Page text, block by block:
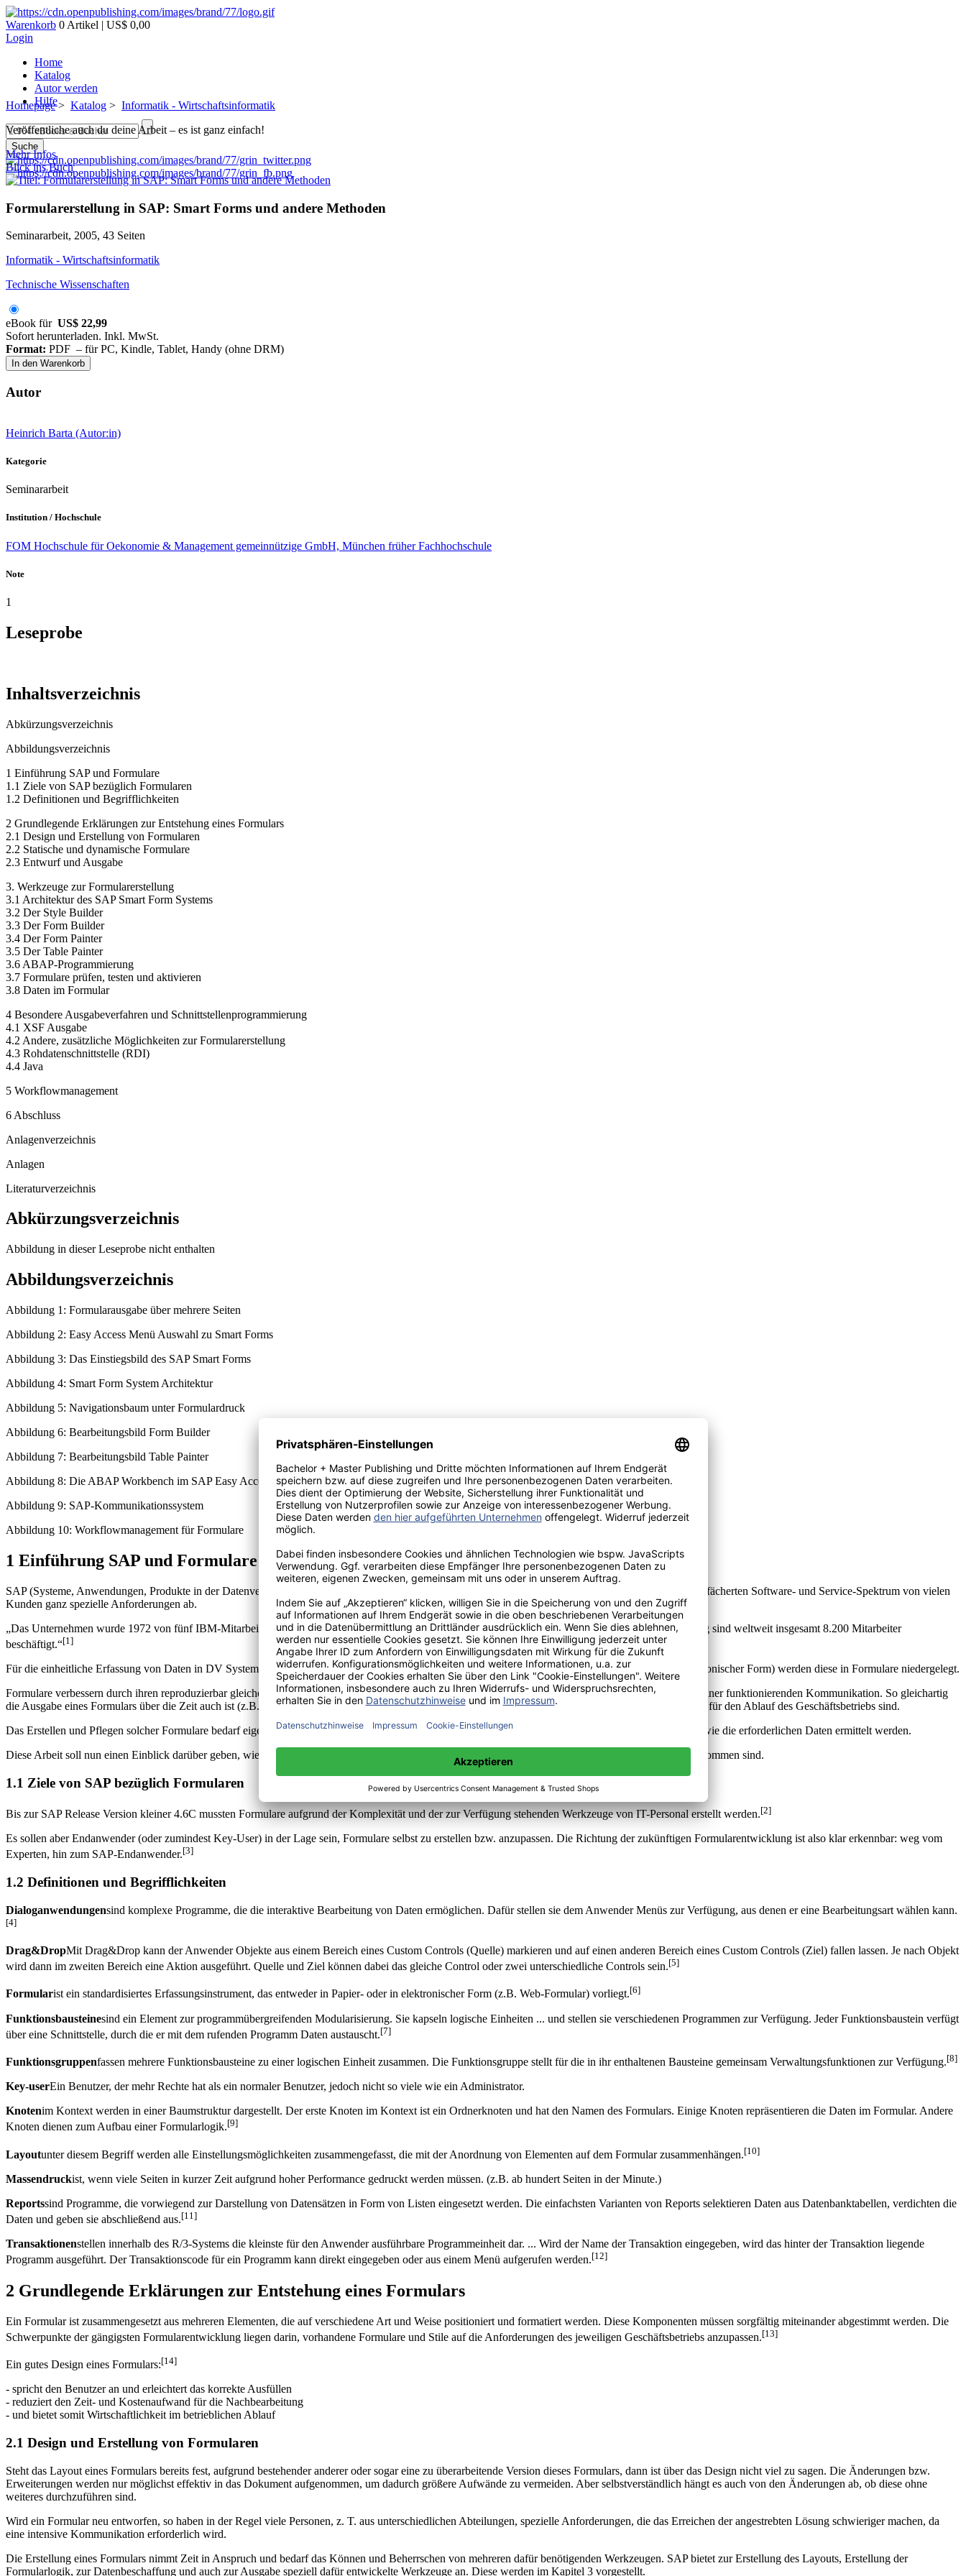
Warenkorb 0 Artikel | US$ 0,00
Login
Home
Katalog
Autor werden
Hilfe
Suche
Homepage> Katalog > Informatik - Wirtschaftsinformatik
Veröffentliche auch du deine Arbeit – es ist ganz einfach!
Mehr Infos
Blick ins Buch
Formularerstellung in SAP: Smart Forms und andere Methoden
Seminararbeit, 2005, 43 Seiten
Informatik - Wirtschaftsinformatik
Technische Wissenschaften
eBook für US$ 22,99
Sofort herunterladen. Inkl. MwSt.
Format: PDF – für PC, Kindle, Tablet, Handy (ohne DRM)
In den Warenkorb
Autor
Heinrich Barta (Autor:in)
Kategorie
Seminararbeit
Institution / Hochschule
FOM Hochschule für Oekonomie & Management gemeinnützige GmbH, München früher Fachhochschule
Note
1
Leseprobe
Inhaltsverzeichnis
Abkürzungsverzeichnis
Abbildungsverzeichnis
1 Einführung SAP und Formulare
1.1 Ziele von SAP bezüglich Formularen
1.2 Definitionen und Begrifflichkeiten
2 Grundlegende Erklärungen zur Entstehung eines Formulars
2.1 Design und Erstellung von Formularen
2.2 Statische und dynamische Formulare
2.3 Entwurf und Ausgabe
3. Werkzeuge zur Formularerstellung
3.1 Architektur des SAP Smart Form Systems
3.2 Der Style Builder
3.3 Der Form Builder
3.4 Der Form Painter
3.5 Der Table Painter
3.6 ABAP-Programmierung
3.7 Formulare prüfen, testen und aktivieren
3.8 Daten im Formular
4 Besondere Ausgabeverfahren und Schnittstellenprogrammierung
4.1 XSF Ausgabe
4.2 Andere, zusätzliche Möglichkeiten zur Formularerstellung
4.3 Rohdatenschnittstelle (RDI)
4.4 Java
5 Workflowmanagement
6 Abschluss
Anlagenverzeichnis
Anlagen
Literaturverzeichnis
Abkürzungsverzeichnis
Abbildung in dieser Leseprobe nicht enthalten
Abbildungsverzeichnis
Abbildung 1: Formularausgabe über mehrere Seiten
Abbildung 2: Easy Access Menü Auswahl zu Smart Forms
Abbildung 3: Das Einstiegsbild des SAP Smart Forms
Abbildung 4: Smart Form System Architektur
Abbildung 5: Navigationsbaum unter Formulardruck
Abbildung 6: Bearbeitungsbild Form Builder
Abbildung 7: Bearbeitungsbild Table Painter
Abbildung 8: Die ABAP Workbench im SAP Easy Access Menü
Abbildung 9: SAP-Kommunikationssystem
Abbildung 10: Workflowmanagement für Formulare
1 Einführung SAP und Formulare
SAP (Systeme, Anwendungen, Produkte in der Datenverarbeitung) ist der weltweit führende Anbieter von Geschäftslösungen und deckt mit einem breit gefächerten Software- und Service-Spektrum von vielen
Kunden ganz spezielle Anforderungen ab.
„Das Unternehmen wurde 1972 von fünf IBM-Mitarbeitern gegründet und zählt mittlerweile rund 30.000 Beschäftigte. Allein in der Software-Entwicklung sind weltweit insgesamt 8.200 Mitarbeiter
beschäftigt.“[1]
Für die einheitliche Erfassung von Daten in DV Systeme werden Formulare genutzt. Zur Ausgabe von Daten in schriftlicher Form (im Gegensatz zu elektronischer Form) werden diese in Formulare niedergelegt.
Formulare verbessern durch ihren reproduzierbar gleichen Aufbau die Erkennbarkeit der enthaltenen Informationen und sind damit wichtiger Grundstock einer funktionierenden Kommunikation. So gleichartig
die Ausgabe eines Formulars über die Zeit auch ist (z.B. bei einer Rechnung), so unterschiedlich können die verschiedenen Arten von Formularen sein, die für den Ablauf des Geschäftsbetriebs sind.
Das Erstellen und Pflegen solcher Formulare bedarf eigener Werkzeuge und eines eigenen Know-hows darüber, wie das Formulardesign gehandhabt und wie die erforderlichen Daten ermittelt werden.
Diese Arbeit soll nun einen Einblick darüber geben, wie SAP mit diesem Thema umgeht und wie Daten mit Hilfe eines Formulars in, oder aus SAP zu bekommen sind.
1.1 Ziele von SAP bezüglich Formularen
Bis zur SAP Release Version kleiner 4.6C mussten Formulare aufgrund der Komplexität und der zur Verfügung stehenden Werkzeuge von IT-Personal erstellt werden.[2]
Es sollen aber Endanwender (oder zumindest Key-User) in der Lage sein, Formulare selbst zu erstellen bzw. anzupassen. Die Richtung der zukünftigen Formularentwicklung ist also klar erkennbar: weg vom
Experten, hin zum SAP-Endanwender.[3]
1.2 Definitionen und Begrifflichkeiten
Dialoganwendungensind komplexe Programme, die die interaktive Bearbeitung von Daten ermöglichen. Dafür stellen sie dem Anwender Menüs zur Verfügung, aus denen er eine Bearbeitungsart wählen kann.
[4]
Drag&DropMit Drag&Drop kann der Anwender Objekte aus einem Bereich eines Custom Controls (Quelle) markieren und auf einen anderen Bereich eines Custom Controls (Ziel) fallen lassen. Je nach Objekt
wird dann im zweiten Bereich eine Aktion ausgeführt. Quelle und Ziel können dabei das gleiche Control oder zwei unterschiedliche Controls sein.[5]
Formularist ein standardisiertes Erfassungsinstrument, das entweder in Papier- oder in elektronischer Form (z.B. Web-Formular) vorliegt.[6]
Funktionsbausteinesind ein Element zur programmübergreifenden Modularisierung. Sie kapseln logische Einheiten ... und stellen sie verschiedenen Programmen zur Verfügung. Jeder Funktionsbaustein verfügt
über eine Schnittstelle, durch die er mit dem rufenden Programm Daten austauscht.[7]
Funktionsgruppenfassen mehrere Funktionsbausteine zu einer logischen Einheit zusammen. Die Funktionsgruppe stellt für die in ihr enthaltenen Bausteine gemeinsam Verwaltungsfunktionen zur Verfügung.[8]
Key-userEin Benutzer, der mehr Rechte hat als ein normaler Benutzer, jedoch nicht so viele wie ein Administrator.
Knotenim Kontext werden in einer Baumstruktur dargestellt. Der erste Knoten im Kontext ist ein Ordnerknoten und hat den Namen des Formulars. Einige Knoten repräsentieren die Daten im Formular. Andere
Knoten dienen zum Aufbau einer Formularlogik.[9]
Layoutunter diesem Begriff werden alle Einstellungsmöglichkeiten zusammengefasst, die mit der Anordnung von Elementen auf dem Formular zusammenhängen.[10]
Massendruckist, wenn viele Seiten in kurzer Zeit aufgrund hoher Performance gedruckt werden müssen. (z.B. ab hundert Seiten in der Minute.)
Reportssind Programme, die vorwiegend zur Darstellung von Datensätzen in Form von Listen eingesetzt werden. Die einfachsten Varianten von Reports selektieren Daten aus Datenbanktabellen, verdichten die
Daten und geben sie abschließend aus.[11]
Transaktionenstellen innerhalb des R/3-Systems die kleinste für den Anwender ausführbare Programmeinheit dar. ... Wird der Name der Transaktion eingegeben, wird das hinter der Transaktion liegende
Programm ausgeführt. Der Transaktionscode für ein Programm kann direkt eingegeben oder aus einem Menü aufgerufen werden.[12]
2 Grundlegende Erklärungen zur Entstehung eines Formulars
Ein Formular ist zusammengesetzt aus mehreren Elementen, die auf verschiedene Art und Weise positioniert und formatiert werden. Diese Komponenten müssen sorgfältig miteinander abgestimmt werden. Die
Schwerpunkte der gängigsten Formularentwicklung liegen darin, vorhandene Formulare und Stile auf die Anforderungen des jeweiligen Geschäftsbetriebs anzupassen.[13]
Ein gutes Design eines Formulars:[14]
- spricht den Benutzer an und erleichtert das korrekte Ausfüllen
- reduziert den Zeit- und Kostenaufwand für die Nachbearbeitung
- und bietet somit Wirtschaftlichkeit im betrieblichen Ablauf
2.1 Design und Erstellung von Formularen
Steht das Layout eines Formulars bereits fest, aufgrund bestehender anderer oder sogar eine zu überarbeitende Version dieses Formulars, dann ist über das Design nicht viel zu sagen. Die Änderungen bzw.
Erweiterungen werden nur möglichst effektiv in das Dokument aufgenommen, um dadurch größere Aufwände zu vermeiden. Aber selbstverständlich hängt es auch von den Änderungen ab, ob diese ohne
weiteres durchzuführen sind.
Wird ein Formular neu entworfen, so haben in der Regel viele Personen, z. T. aus unterschiedlichen Abteilungen, spezielle Anforderungen, die das Erreichen der angestrebten Lösung schwieriger machen, da
eine intensive Kommunikation erforderlich wird.
Die Erstellung eines Formulars nimmt Zeit in Anspruch und bedarf das Können und Beherrschen von mehreren dafür benötigenden Werkzeugen. SAP bietet zur Erstellung des Layouts, Erstellung der
Formularlogik, zur Datenbeschaffung und auch zur Ausgabe speziell dafür entwickelte Werkzeuge an. Diese werden im Kapitel 3 vorgestellt.